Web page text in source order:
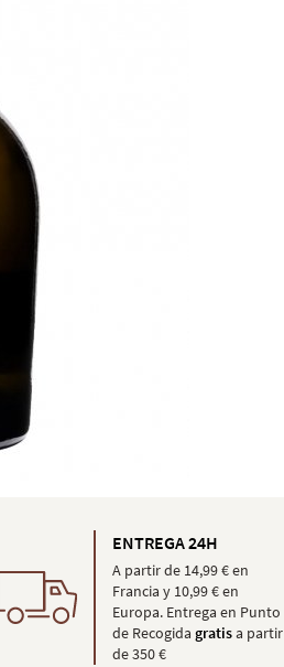
ENTREGA 24H
A partir de 14,99 € en
Francia y 10,99 € en
Europa. Entrega en Punto
de Recogidagratisa partir
de 350 €